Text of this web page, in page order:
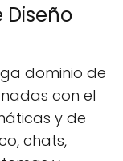
dominio de
con el
y de
chats,